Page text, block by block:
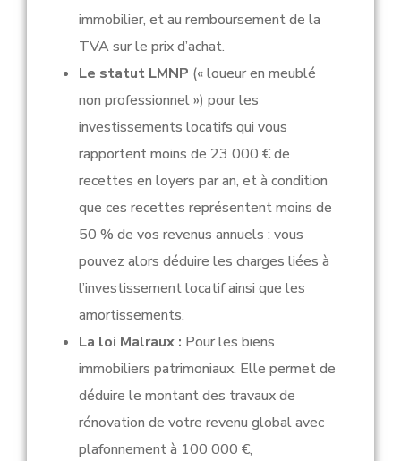
immobilier, et au remboursement de la
TVA sur le prix d’achat.
Le statut LMNP (« loueur en meublé
non professionnel ») pour les
investissements locatifs qui vous
rapportent moins de 23 000 € de
recettes en loyers par an, et à condition
que ces recettes représentent moins de
50 % de vos revenus annuels : vous
pouvez alors déduire les charges liées à
l’investissement locatif ainsi que les
amortissements.
La loi Malraux : Pour les biens
immobiliers patrimoniaux. Elle permet de
déduire le montant des travaux de
rénovation de votre revenu global avec
plafonnement à 100 000 €,